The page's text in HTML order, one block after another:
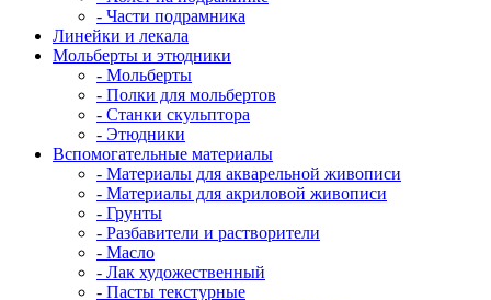
- Части подрамника
Линейки и лекала
Мольберты и этюдники
- Мольберты
- Полки для мольбертов
- Станки скульптора
- Этюдники
Вспомогательные материалы
- Материалы для акварельной живописи
- Материалы для акриловой живописи
- Грунты
- Разбавители и растворители
- Масло
- Лак художественный
- Пасты текстурные